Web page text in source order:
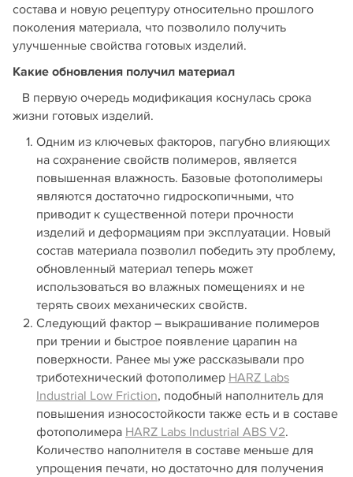
состава и новую рецептуру относительно прошлого
поколения материала, что позволило получить
улучшенные свойства готовых изделий.
Какие обновления получил материал
В первую очередь модификация коснулась срока
жизни готовых изделий.
Одним из ключевых факторов, пагубно влияющих
на сохранение свойств полимеров, является
повышенная влажность. Базовые фотополимеры
являются достаточно гидроскопичными, что
приводит к существенной потери прочности
изделий и деформациям при эксплуатации. Новый
состав материала позволил победить эту проблему,
обновленный материал теперь может
использоваться во влажных помещениях и не
терять своих механических свойств.
Следующий фактор – выкрашивание полимеров
при трении и быстрое появление царапин на
поверхности. Ранее мы уже рассказывали про
триботехнический фотополимер HARZ Labs
Industrial Low Friction, подобный наполнитель для
повышения износостойкости также есть и в составе
фотополимера HARZ Labs Industrial ABS V2.
Количество наполнителя в составе меньше для
упрощения печати, но достаточно для получения